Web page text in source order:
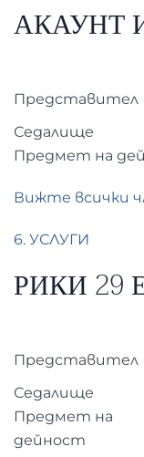
АКАУНТ
Представител
Седалище
Предмет на
Вижте всички
6. УСЛУГИ
РИКИ 29
Представител
Седалище
Предмет на
дейност